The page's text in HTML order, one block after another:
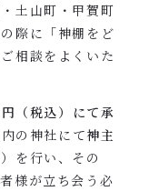
土山町・甲賀町
際に「神棚をど
相談をよくいた
（税込）にて承
の神社にて神主
）を行い、その
様が立ち会う必